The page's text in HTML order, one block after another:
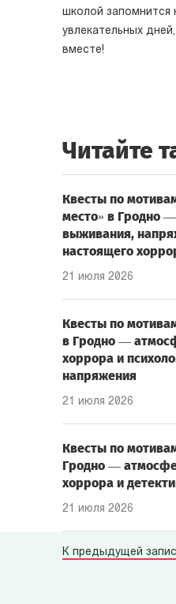
школой запомнится
увлекательных
вместе!
Читайте
Квесты по
место» в Гродно
выживания,
настоящего
21 июля 2026
Квесты по
в Гродно —
хоррора и
напряжения
21 июля 2026
Квесты по
Гродно —
хоррора и
21 июля 2026
К предыдущей